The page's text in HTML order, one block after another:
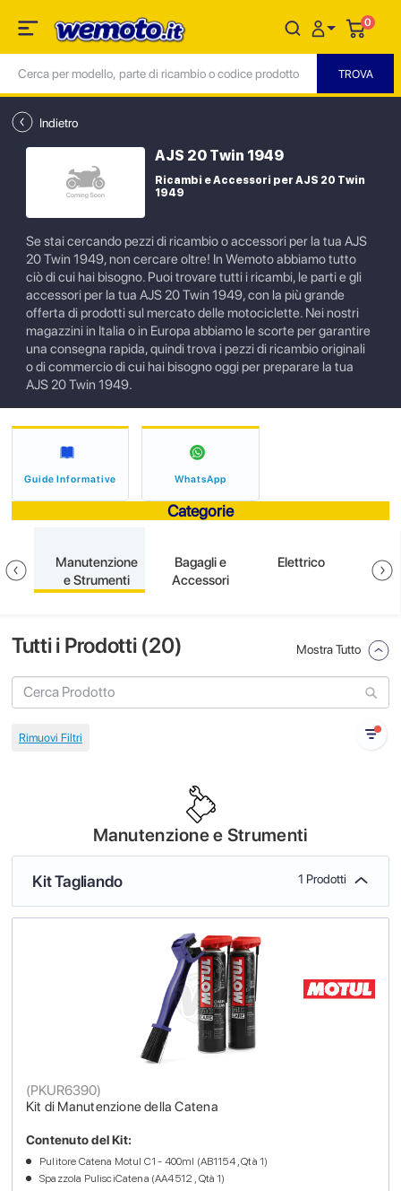
0
Indietro
AJS 20 Twin 1949
Ricambi e Accessori per AJS 20 Twin
1949
Se stai cercando pezzi di ricambio o accessori per la tua AJS
20 Twin 1949, non cercare oltre! In Wemoto abbiamo tutto
ciò di cui hai bisogno. Puoi trovare tutti i ricambi, le parti e gli
accessori per la tua AJS 20 Twin 1949, con la più grande
offerta di prodotti sul mercato delle motociclette. Nei nostri
magazzini in Italia o in Europa abbiamo le scorte per garantire
una consegna rapida, quindi trova i pezzi di ricambio originali
o di commercio di cui hai bisogno oggi per preparare la tua
AJS 20 Twin 1949.
Guide Informative WhatsApp
Categorie
Manutenzione
e Strumenti
Bagagli e
Accessori
Elettrico
Tutti i Prodotti (20) Mostra Tutto
Manutenzione e Strumenti
Kit Tagliando 1 Prodotti
Kit di Manutenzione della Catena
(PKUR6390)
Contenuto del Kit:
Pulitore Catena Motul C1 - 400ml (AB1154 , Qtà 1)
Spazzola PulisciCatena (AA4512 , Qtà 1)